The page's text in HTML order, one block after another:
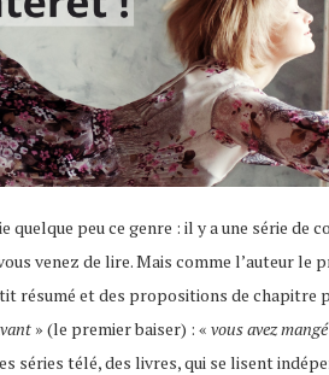
quelque peu ce genre : il y a une série
venez de lire. Mais comme l’auteur le
résumé et des propositions de chapitre
» (le premier baiser) : « vous avez
séries télé, des livres, qui se lisent